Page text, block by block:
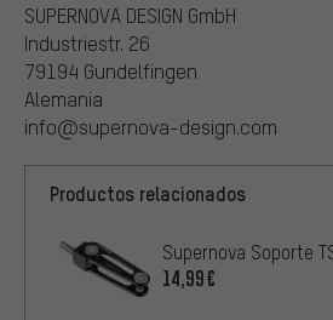
SUPERNOVA DESIGN GmbH
Industriestr. 26
79194 Gundelfingen
Alemania
info@supernova-design.com
Productos relacionados
Supernova Soporte
14,99€